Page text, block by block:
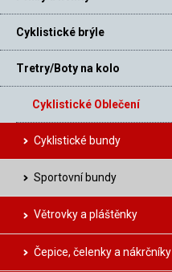
Cyklistické brýle
Tretry/Boty na kolo
Cyklistické Oblečení
Cyklistické bundy
Sportovní bundy
Větrovky a pláštěnky
Čepice, čelenky a nákrčníky